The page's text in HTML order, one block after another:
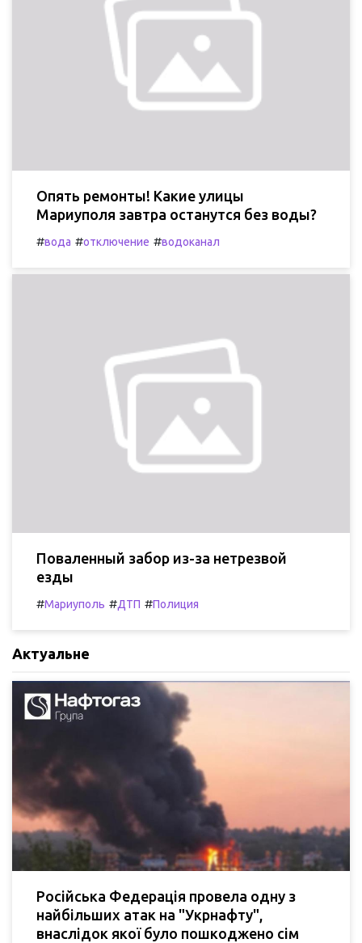
Опять ремонты! Какие улицы
Мариуполя завтра останутся без воды?
#вода #отключение #водоканал
Поваленный забор из-за нетрезвой
езды
#Мариуполь #ДТП #Полиция
Актуальне
Російська Федерація провела одну з
найбільших атак на "Укрнафту",
внаслідок якої було пошкоджено сім